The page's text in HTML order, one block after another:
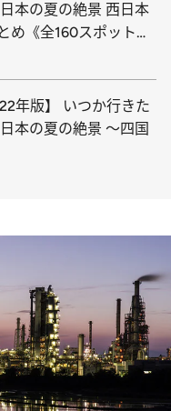
本の夏の絶景 西日本
め《全160スポット》
年版】 いつか行きた
本の夏の絶景 ～四国